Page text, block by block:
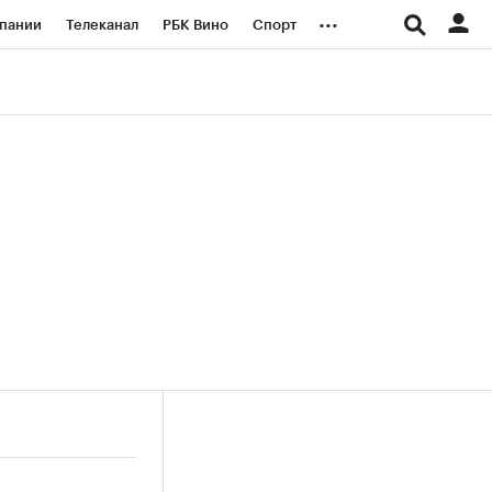
Телеканал РБК Вино Спорт ...